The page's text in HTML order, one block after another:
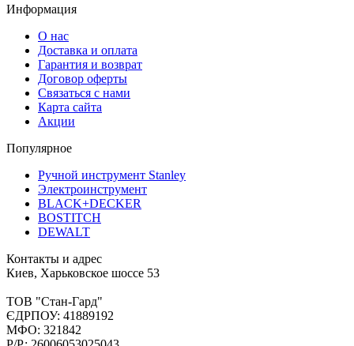
Информация
О нас
Доставка и оплата
Гарантия и возврат
Договор оферты
Связаться с нами
Карта сайта
Акции
Популярное
Ручной инструмент Stanley
Электроинструмент
BLACK+DECKER
BOSTITCH
DEWALT
Контакты и адрес
Киев, Харьковское шоссе 53
ТОВ "Стан-Гард"
ЄДРПОУ: 41889192
МФО: 321842